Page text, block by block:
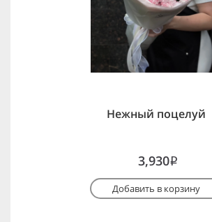
Нежный поцелуй
3,930i
Добавить в корзину